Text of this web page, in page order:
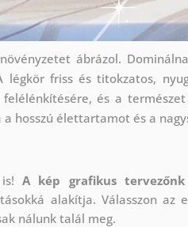
ábrázol.
friss és titokzatos,
és a
hosszú élettartamot és a
is!A kép grafikus
alakítja. Válasszon az
nálunk talál meg.